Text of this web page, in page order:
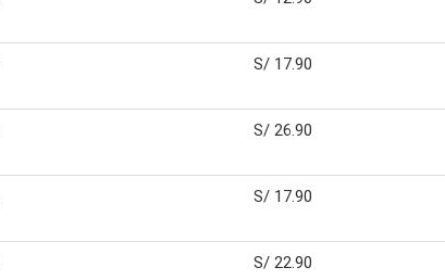
S/ 17.90
S/ 26.90
S/ 17.90
S/ 22.90